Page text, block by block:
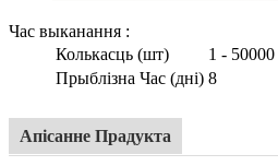
Час выканання :
Колькасць (шт)
1 - 50000
Прыблізна Час (дні) 8
Апісанне Прадукта